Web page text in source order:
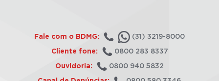
Fale com o BDMG: (31) 3219-8000
Cliente fone: 0800 283 8337
Ouvidoria: 0800 940 5832